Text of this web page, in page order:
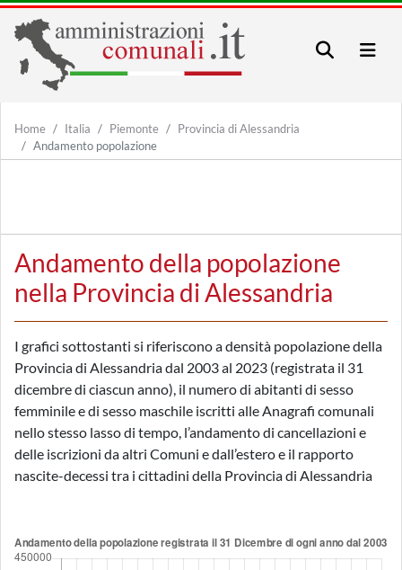
Home Italia Piemonte
Provincia di Alessandria
Andamento popolazione
Andamento della popolazione
nella Provincia di Alessandria
I grafici sottostanti si riferiscono a densità popolazione della
Provincia di Alessandria dal 2003 al 2023 (registrata il 31
dicembre di ciascun anno), il numero di abitanti di sesso
femminile e di sesso maschile iscritti alle Anagrafi comunali
nello stesso lasso di tempo, l’andamento di cancellazioni e
delle iscrizioni da altri Comuni e dall’estero e il rapporto
nascite-decessi tra i cittadini della Provincia di Alessandria